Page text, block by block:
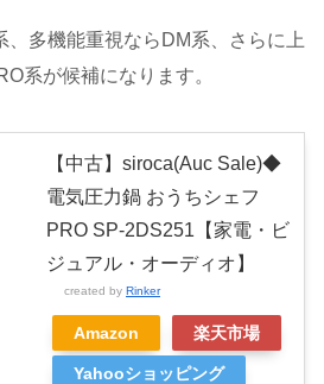
、多機能重視ならDM系、さらに上
系が候補になります。
【中古】siroca(Auc Sale)◆
電気圧力鍋 おうちシェフ
PRO SP-2DS251【家電・ビ
ジュアル・オーディオ】
created by Rinker
Amazon 楽天市場
Yahooショッピング